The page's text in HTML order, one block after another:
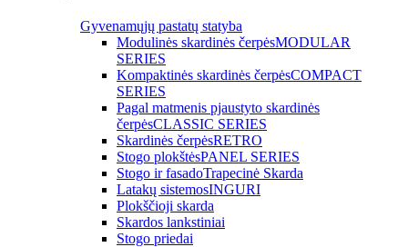
Gyvenamųjų pastatų statyba
Modulinės skardinės čerpėsMODULAR
SERIES
Kompaktinės skardinės čerpėsCOMPACT
SERIES
Pagal matmenis pjaustyto skardinės
čerpėsCLASSIC SERIES
Skardinės čerpėsRETRO
Stogo plokštėsPANEL SERIES
Stogo ir fasadoTrapecinė Skarda
Latakų sistemosINGURI
Plokščioji skarda
Skardos lankstiniai
Stogo priedai